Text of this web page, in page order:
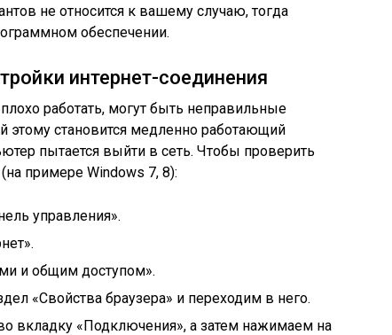
не относится к вашему случаю, тогда
обеспечении.
интернет-соединения
работать, могут быть неправильные
этому становится медленно работающий
пытается выйти в сеть. Чтобы проверить
примере Windows 7, 8):
управления».
и общим доступом».
«Свойства браузера» и переходим в него.
вкладку «Подключения», а затем нажимаем на